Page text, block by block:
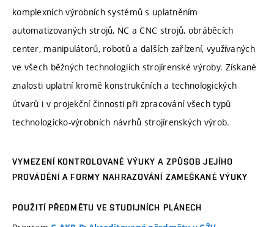
komplexních výrobních systémů s uplatněním
automatizovaných strojů, NC a CNC strojů, obráběcích
center, manipulátorů, robotů a dalších zařízení, využívaných
ve všech běžných technologiích strojírenské výroby. Získané
znalosti uplatní kromě konstrukčních a technologických
útvarů i v projekční činnosti při zpracování všech typů
technologicko-výrobních návrhů strojírenských výrob.
VYMEZENÍ KONTROLOVANÉ VÝUKY A ZPŮSOB JEJÍHO
PROVÁDĚNÍ A FORMY NAHRAZOVÁNÍ ZAMEŠKANÉ VÝUKY
POUŽITÍ PŘEDMĚTU VE STUDIJNÍCH PLÁNECH